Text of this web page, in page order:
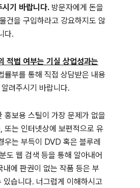
기 바랍니다. 방문자에게 돈을
건을 구입하라고 강요하지도 않
다.
적법 여부는 기실 상업성과는
률부를 통해 직접 상담받은 내용
려주시기 바랍니다.
홍보용 스틸이 가장 문제가 없을
또는 인터넷상에 보편적으로 유
우는 부득이 DVD 혹은 블루레
도 웹 검색 등을 통해 알아내어
에 판권이 없는 작품 등은 부
습니다. 너그럽게 이해하시고